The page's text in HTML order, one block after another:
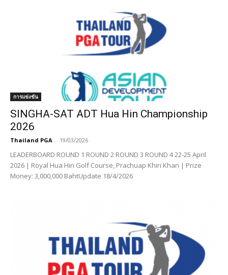
การแข่งขัน
SINGHA-SAT ADT Hua Hin Championship
2026
Thailand PGA - 19/03/2026
LEADERBOARD ROUND 1 ROUND 2 ROUND 3 ROUND 4 22-25 April
2026 | Royal Hua Hin Golf Course, Prachuap Khiri Khan | Prize
Money: 3,000,000 BahtUpdate 18/4/2026